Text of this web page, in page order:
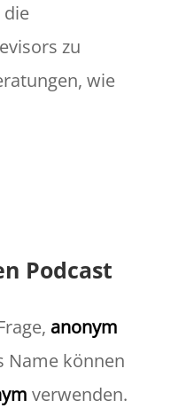
zu
wie
Podcast
anonym
Name können
verwenden.